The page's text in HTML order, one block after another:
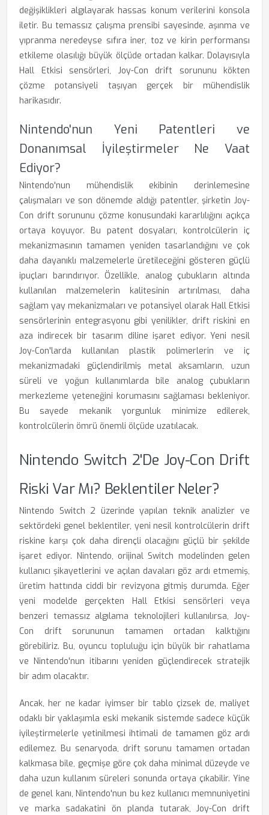
değişiklikleri algılayarak hassas konum verilerini konsola
iletir. Bu temassız çalışma prensibi sayesinde, aşınma ve
yıpranma neredeyse sıfıra iner, toz ve kirin performansı
etkileme olasılığı büyük ölçüde ortadan kalkar. Dolayısıyla
Hall Etkisi sensörleri, Joy-Con drift sorununu kökten
çözme potansiyeli taşıyan gerçek bir mühendislik
harikasıdır.
Nintendo'nun Yeni Patentleri ve
Donanımsal İyileştirmeler Ne Vaat
Ediyor?
Nintendo'nun mühendislik ekibinin derinlemesine
çalışmaları ve son dönemde aldığı patentler, şirketin Joy-
Con drift sorununu çözme konusundaki kararlılığını açıkça
ortaya koyuyor. Bu patent dosyaları, kontrolcülerin iç
mekanizmasının tamamen yeniden tasarlandığını ve çok
daha dayanıklı malzemelerle üretileceğini gösteren güçlü
ipuçları barındırıyor. Özellikle, analog çubukların altında
kullanılan malzemelerin kalitesinin artırılması, daha
sağlam yay mekanizmaları ve potansiyel olarak Hall Etkisi
sensörlerinin entegrasyonu gibi yenilikler, drift riskini en
aza indirecek bir tasarım diline işaret ediyor. Yeni nesil
Joy-Con'larda kullanılan plastik polimerlerin ve iç
mekanizmadaki güçlendirilmiş metal aksamların, uzun
süreli ve yoğun kullanımlarda bile analog çubukların
merkezleme yeteneğini korumasını sağlaması bekleniyor.
Bu sayede mekanik yorgunluk minimize edilerek,
kontrolcülerin ömrü önemli ölçüde uzatılacak.
Nintendo Switch 2'de Joy-Con Drift
Riski Var Mı? Beklentiler Neler?
Nintendo Switch 2 üzerinde yapılan teknik analizler ve
sektördeki genel beklentiler, yeni nesil kontrolcülerin drift
riskine karşı çok daha dirençli olacağını güçlü bir şekilde
işaret ediyor. Nintendo, orijinal Switch modelinden gelen
kullanıcı şikayetlerini ve açılan davaları göz ardı etmemiş,
üretim hattında ciddi bir revizyona gitmiş durumda. Eğer
yeni modelde gerçekten Hall Etkisi sensörleri veya
benzeri temassız algılama teknolojileri kullanılırsa, Joy-
Con drift sorununun tamamen ortadan kalktığını
görebiliriz. Bu, oyuncu topluluğu için büyük bir rahatlama
ve Nintendo'nun itibarını yeniden güçlendirecek stratejik
bir adım olacaktır.
Ancak, her ne kadar iyimser bir tablo çizsek de, maliyet
odaklı bir yaklaşımla eski mekanik sistemde sadece küçük
iyileştirmelerle yetinilmesi ihtimali de tamamen göz ardı
edilemez. Bu senaryoda, drift sorunu tamamen ortadan
kalkmasa bile, geçmişe göre çok daha minimal düzeyde ve
daha uzun kullanım süreleri sonunda ortaya çıkabilir. Yine
de genel kanı, Nintendo'nun bu kez kullanıcı memnuniyetini
ve marka sadakatini ön planda tutarak, Joy-Con drift